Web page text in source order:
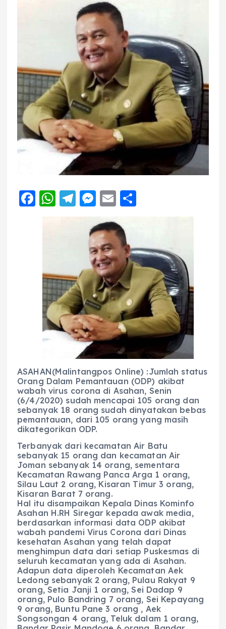
F
o
o
k
W
h
a
p
p
T
el
a
m
M
e
ss
e
n
g
er
E
ai
l
re
ASAHAN(Malintangpos Online) :Jumlah status
Orang Dalam Pemantauan (ODP) akibat
wabah virus corona di Asahan, Senin
(6/4/2020) sudah mencapai 105 orang dan
sebanyak 18 orang sudah dinyatakan bebas
pemantauan, dari 105 orang yang masih
dikategorikan ODP.
Terbanyak dari kecamatan Air Batu
sebanyak 15 orang dan kecamatan Air
Joman sebanyak 14 orang, sementara
Kecamatan Rawang Panca Arga 1 orang,
Silau Laut 2 orang, Kisaran Timur 3 orang,
Kisaran Barat 7 orang.
Hal itu disampaikan Kepala Dinas Kominfo
Asahan H.RH Siregar kepada awak media,
berdasarkan informasi data ODP akibat
wabah pandemi Virus Corona dari Dinas
kesehatan Asahan yang telah dapat
menghimpun data dari setiap Puskesmas di
seluruh kecamatan yang ada di Asahan.
Adapun data diperoleh Kecamatan Aek
Ledong sebanyak 2 orang, Pulau Rakyat 9
orang, Setia Janji 1 orang, Sei Dadap 9
orang, Pulo Bandring 7 orang, Sei Kepayang
9 orang, Buntu Pane 3 orang , Aek
Songsongan 4 orang, Teluk dalam 1 orang,